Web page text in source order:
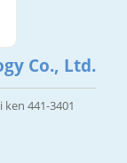
Co., Ltd.
441-3401